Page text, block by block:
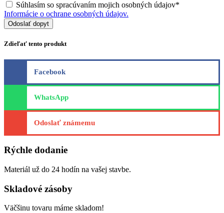
Súhlasím so spracúvaním mojich osobných údajov*
Informácie o ochrane osobných údajov.
Odoslať dopyt
Zdieľať tento produkt
Facebook
WhatsApp
Odoslať známemu
Rýchle dodanie
Materiál už do 24 hodín na vašej stavbe.
Skladové zásoby
Väčšinu tovaru máme skladom!